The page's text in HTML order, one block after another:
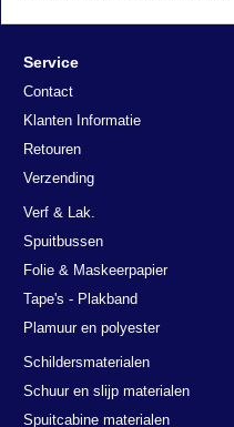
Service
Contact
Klanten Informatie
Retouren
Verzending
Verf & Lak.
Spuitbussen
Folie & Maskeerpapier
Tape's - Plakband
Plamuur en polyester
Schildersmaterialen
Schuur en slijp materialen
Spuitcabine materialen